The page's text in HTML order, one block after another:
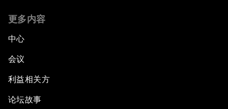
更多内容
中心
会议
利益相关方
论坛故事